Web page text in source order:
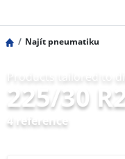
Najít pneumatiku
225/30
4 reference